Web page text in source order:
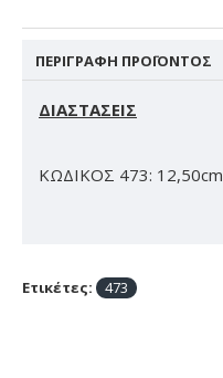
ΠΕΡΙΓΡΑΦΉ ΠΡΟΪΌΝΤΟΣ
ΔΙΑΣΤΑΣΕΙΣ
ΚΩΔΙΚΟΣ 473: 12,50cm
Ετικέτες: 473